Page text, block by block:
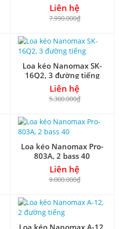
Liên hệ
7.990.000₫
Loa kéo Nanomax SK-
16Q2, 3 đường tiếng
Liên hệ
5.300.000₫
Loa kéo Nanomax Pro-
803A, 2 bass 40
Liên hệ
9.000.000₫
Loa kéo Nanomax A-12,